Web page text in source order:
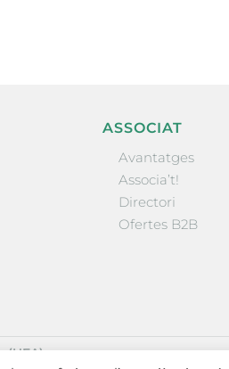
ASSOCIAT
Avantatges
Associa’t!
Directori
Ofertes B2B
(UEA)